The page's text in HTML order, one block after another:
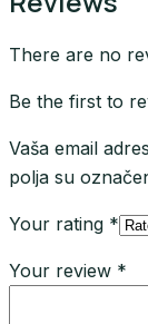
There are no
Be the first to
Vaša email
polja su
Your rating *
Your review *